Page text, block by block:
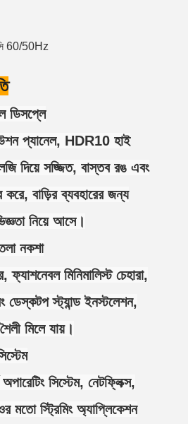
60/50Hz
ডিসপ্লে
প্যানেল, HDR10 হাই
দিয়ে সজ্জিত, বাস্তব রঙ এবং
করে, বাড়ির ব্যবহারের জন্য
নিয়ে আসে।
নকশা
ফ্যাশনেবল মিনিমালিস্ট চেহারা,
ডেস্কটপ স্ট্যান্ড ইনস্টলেশন,
মিলে যায়।
অপারেটিং সিস্টেম, নেটফ্লিক্স,
মতো স্ট্রিমিং অ্যাপ্লিকেশন